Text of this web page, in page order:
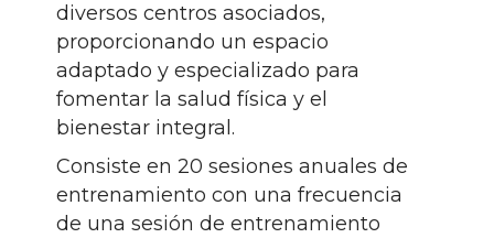
diversos centros asociados,
proporcionando un espacio
adaptado y especializado para
fomentar la salud física y el
bienestar integral.
Consiste en 20 sesiones anuales de
entrenamiento con una frecuencia
de una sesión de entrenamiento